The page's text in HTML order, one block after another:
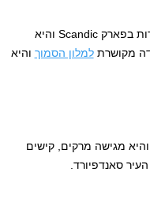
המסעדה היא חלק מקומפלקס של 3 מסעדות בפארק Scandic והיא
מקושרתלמלון הסמוך והיא
מגישה מרקים, קישים
סאנדפיורד.